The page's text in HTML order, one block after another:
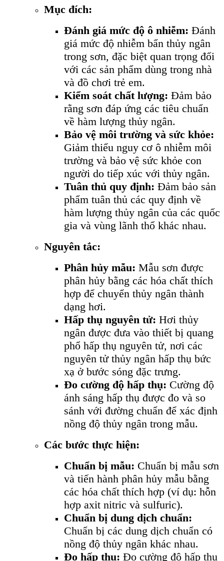
Mục đích:
Đánh giá mức độ ô nhiễm: Đánh
giá mức độ nhiễm bẩn thủy ngân
trong sơn, đặc biệt quan trọng đối
với các sản phẩm dùng trong nhà
và đồ chơi trẻ em.
Kiểm soát chất lượng: Đảm bảo
rằng sơn đáp ứng các tiêu chuẩn
về hàm lượng thủy ngân.
Bảo vệ môi trường và sức khỏe:
Giảm thiểu nguy cơ ô nhiễm môi
trường và bảo vệ sức khỏe con
người do tiếp xúc với thủy ngân.
Tuân thủ quy định: Đảm bảo sản
phẩm tuân thủ các quy định về
hàm lượng thủy ngân của các quốc
gia và vùng lãnh thổ khác nhau.
Nguyên tắc:
Phân hủy mẫu: Mẫu sơn được
phân hủy bằng các hóa chất thích
hợp để chuyển thủy ngân thành
dạng hơi.
Hấp thụ nguyên tử: Hơi thủy
ngân được đưa vào thiết bị quang
phổ hấp thụ nguyên tử, nơi các
nguyên tử thủy ngân hấp thụ bức
xạ ở bước sóng đặc trưng.
Đo cường độ hấp thụ: Cường độ
ánh sáng hấp thụ được đo và so
sánh với đường chuẩn để xác định
nồng độ thủy ngân trong mẫu.
Các bước thực hiện:
Chuẩn bị mẫu: Chuẩn bị mẫu sơn
và tiến hành phân hủy mẫu bằng
các hóa chất thích hợp (ví dụ: hỗn
hợp axit nitric và sulfuric).
Chuẩn bị dung dịch chuẩn:
Chuẩn bị các dung dịch chuẩn có
nồng độ thủy ngân khác nhau.
Đo hấp thụ: Đo cường độ hấp thụ